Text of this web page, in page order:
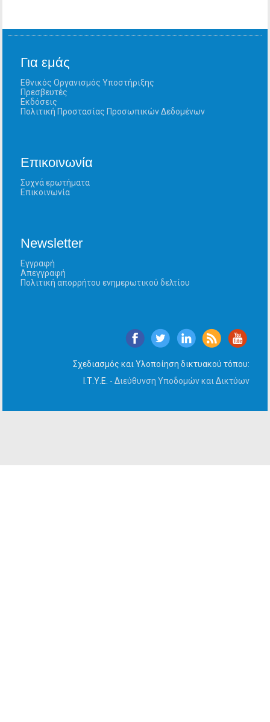
Για εμάς
Εθνικός Οργανισμός Υποστήριξης
Πρεσβευτές
Εκδόσεις
Πολιτική Προστασίας Προσωπικών Δεδομένων
Επικοινωνία
Συχνά ερωτήματα
Επικοινωνία
Newsletter
Εγγραφή
Απεγγραφή
Πολιτική απορρήτου ενημερωτικού δελτίου
Σχεδιασμός και Υλοποίηση δικτυακού τόπου:
Ι.Τ.Υ.Ε. - Διεύθυνση Υποδομών και Δικτύων